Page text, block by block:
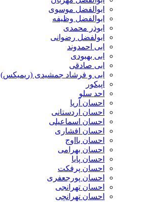
ابوالفضل موسوی
ابوالفضل وظیفه
ابوذر محمدی
ابولفضل رضوانی
ابی احمدوند
ابی بهبودی
ابی صادقی
ابی و فرشاد جمشیدی (ریمیکس)
اپیکور
احد سلو
احسان آریا
احسان اردستانی
احسان اسماعیلی
احسان افشاری
احسان بااوج
احسان بهرامی
احسان پایا
احسان پرفکت
احسان پورجعفری
احسان تهرانجی
احسان تهرانچی